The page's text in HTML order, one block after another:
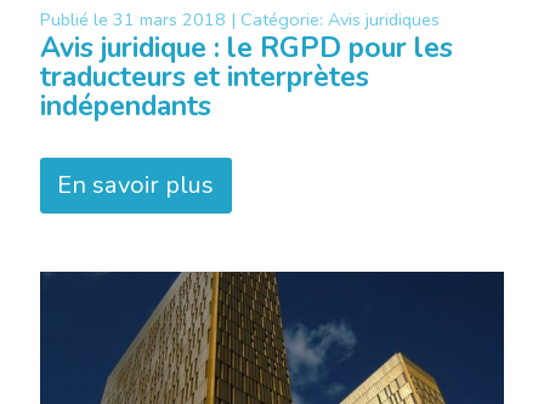
Publié le 31 mars 2018 | Catégorie: Avis juridiques
Avis juridique : le RGPD pour les
traducteurs et interprètes
indépendants
En savoir plus